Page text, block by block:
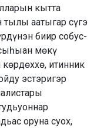
кытта
тылы аатыгар сүгэ
биир собус-
мөкү
көрдөххө, итинник
эстэригэр
оруна суох,